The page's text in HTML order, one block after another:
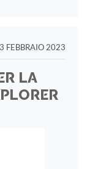
FEBBRAIO 2023
LA